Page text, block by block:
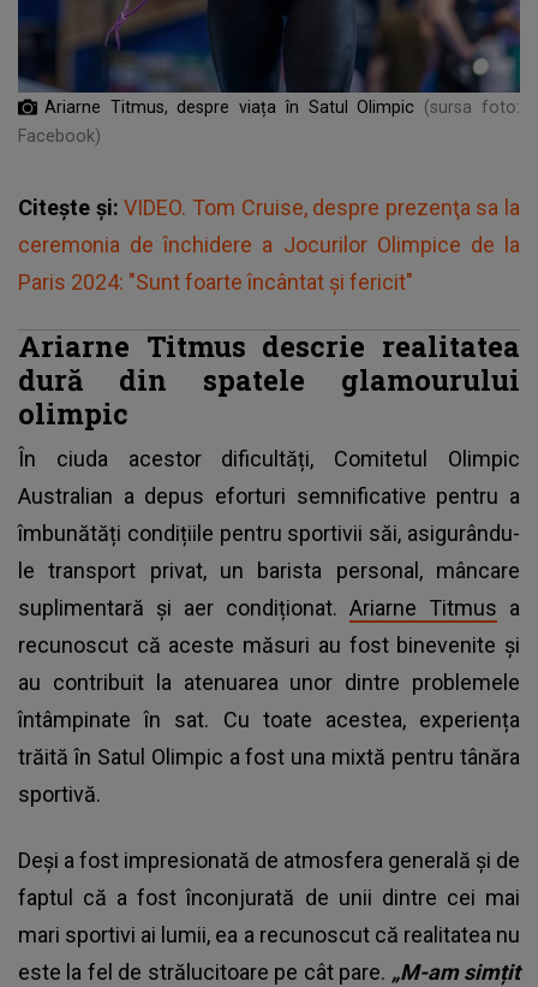
Ariarne Titmus, despre viața în Satul Olimpic
(sursa foto:
Facebook)
Citește și:VIDEO. Tom Cruise, despre prezenţa sa la
ceremonia de închidere a Jocurilor Olimpice de la
Paris 2024: "Sunt foarte încântat şi fericit"
Ariarne Titmus descrie realitatea
dură din spatele glamourului
olimpic
În ciuda acestor dificultăți, Comitetul Olimpic
Australian a depus eforturi semnificative pentru a
îmbunătăți condițiile pentru sportivii săi, asigurându-
le transport privat, un barista personal, mâncare
suplimentară și aer condiționat. Ariarne Titmus a
recunoscut că aceste măsuri au fost binevenite și
au contribuit la atenuarea unor dintre problemele
întâmpinate în sat. Cu toate acestea, experiența
trăită în Satul Olimpic a fost una mixtă pentru tânăra
sportivă.
Deși a fost impresionată de atmosfera generală și de
faptul că a fost înconjurată de unii dintre cei mai
mari sportivi ai lumii, ea a recunoscut că realitatea nu
este la fel de strălucitoare pe cât pare. „M-am simțit